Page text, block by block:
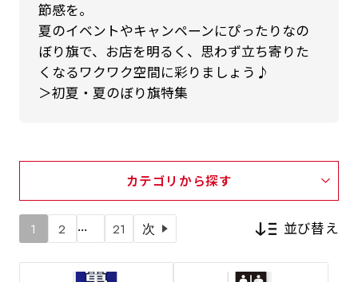
節感を。
夏のイベントやキャンペーンにぴったりなの
ぼり旗で、お店を明るく、思わず立ち寄りた
くなるワクワク空間に彩りましょう♪
＞初夏・夏のぼり旗特集
カテゴリから探す
1 2 … 21 次 並び替え